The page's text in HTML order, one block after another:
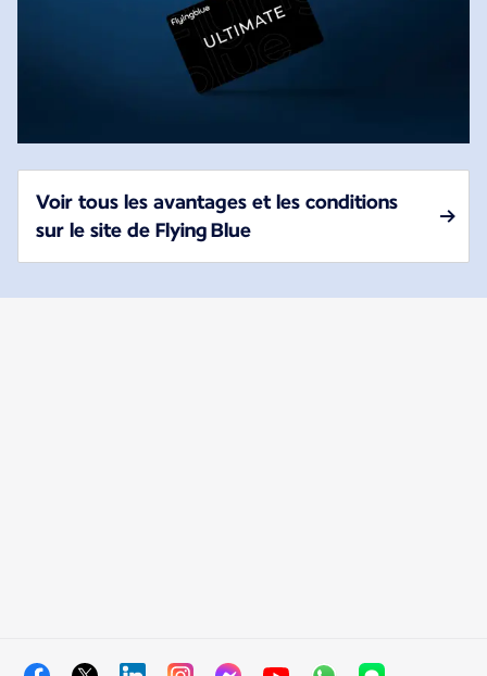
Voir tous les avantages et les conditions
sur le site de Flying Blue